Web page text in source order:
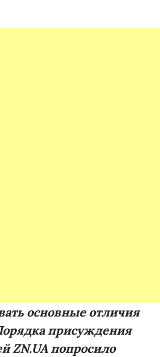
основные отличия
присуждения
ZN.UA попросило